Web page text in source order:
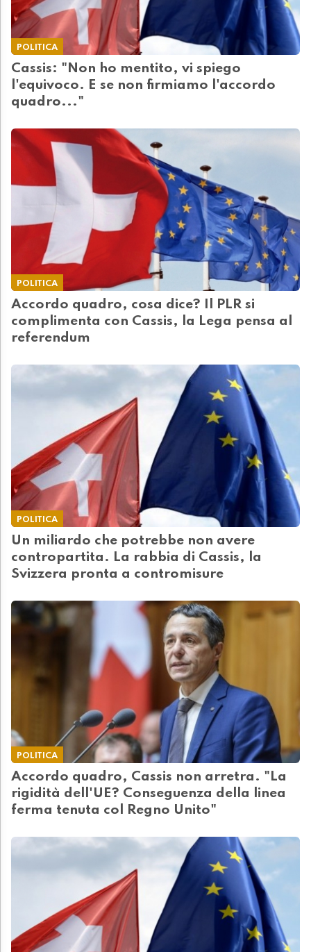
POLITICA
Cassis: "Non ho mentito, vi spiego
l'equivoco. E se non firmiamo l'accordo
quadro..."
POLITICA
Accordo quadro, cosa dice? Il PLR si
complimenta con Cassis, la Lega pensa al
referendum
POLITICA
Un miliardo che potrebbe non avere
contropartita. La rabbia di Cassis, la
Svizzera pronta a contromisure
POLITICA
Accordo quadro, Cassis non arretra. "La
rigidità dell'UE? Conseguenza della linea
ferma tenuta col Regno Unito"